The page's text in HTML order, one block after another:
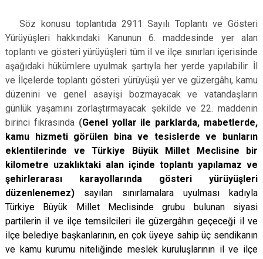
Söz konusu toplantıda 2911 Sayılı Toplantı ve Gösteri
Yürüyüşleri hakkındaki Kanunun 6. maddesinde yer alan
toplantı ve gösteri yürüyüşleri tüm il ve ilçe sınırları içerisinde
aşağıdaki hükümlere uyulmak şartıyla her yerde yapılabilir. İl
ve İlçelerde toplantı gösteri yürüyüşü yer ve güzergâhı, kamu
düzenini ve genel asayişi bozmayacak ve vatandaşların
günlük yaşamını zorlaştırmayacak şekilde ve 22. maddenin
birinci fıkrasında (Genel yollar ile parklarda, mabetlerde,
kamu hizmeti görülen bina ve tesislerde ve bunların
eklentilerinde ve Türkiye Büyük Millet Meclisine bir
kilometre uzaklıktaki alan içinde toplantı yapılamaz ve
şehirlerarası karayollarında gösteri yürüyüşleri
düzenlenemez) sayılan sınırlamalara uyulması kadıyla
Türkiye Büyük Millet Meclisinde grubu bulunan siyasi
partilerin il ve ilçe temsilcileri ile güzergâhın geçeceği il ve
ilçe belediye başkanlarının, en çok üyeye sahip üç sendikanın
ve kamu kurumu niteliğinde meslek kuruluşlarının il ve ilçe